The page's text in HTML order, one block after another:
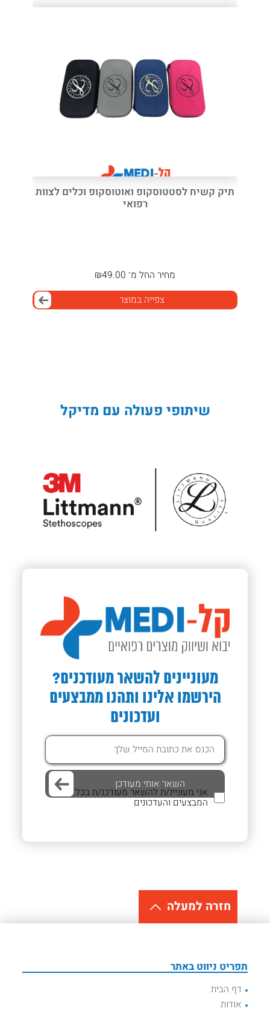
תיק קשיח לסטטוסקופ ואוטוסקופ וכלים לצוות
רפואי
מחיר החל מ־ ₪49.00
צפייה במוצר
שיתופי פעולה עם מדיקל
מעוניינים להשאר מעודכנים?
הירשמו אלינו ותהנו ממבצעים
ועדכונים
אני מעוניינ/ת להשאר מעודכנ/ת בכל
המבצעים והעדכונים
חזרה למעלה
תפריט ניווט באתר
דף הבית
אודות